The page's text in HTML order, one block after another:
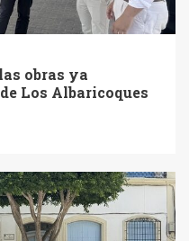
obras ya
Los Albaricoques